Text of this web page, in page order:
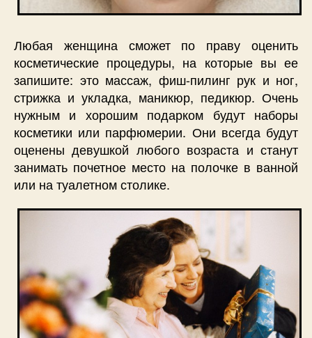
Любая женщина сможет по праву оценить
косметические процедуры, на которые вы ее
запишите: это массаж, фиш-пилинг рук и ног,
стрижка и укладка, маникюр, педикюр. Очень
нужным и хорошим подарком будут наборы
косметики или парфюмерии. Они всегда будут
оценены девушкой любого возраста и станут
занимать почетное место на полочке в ванной
или на туалетном столике.